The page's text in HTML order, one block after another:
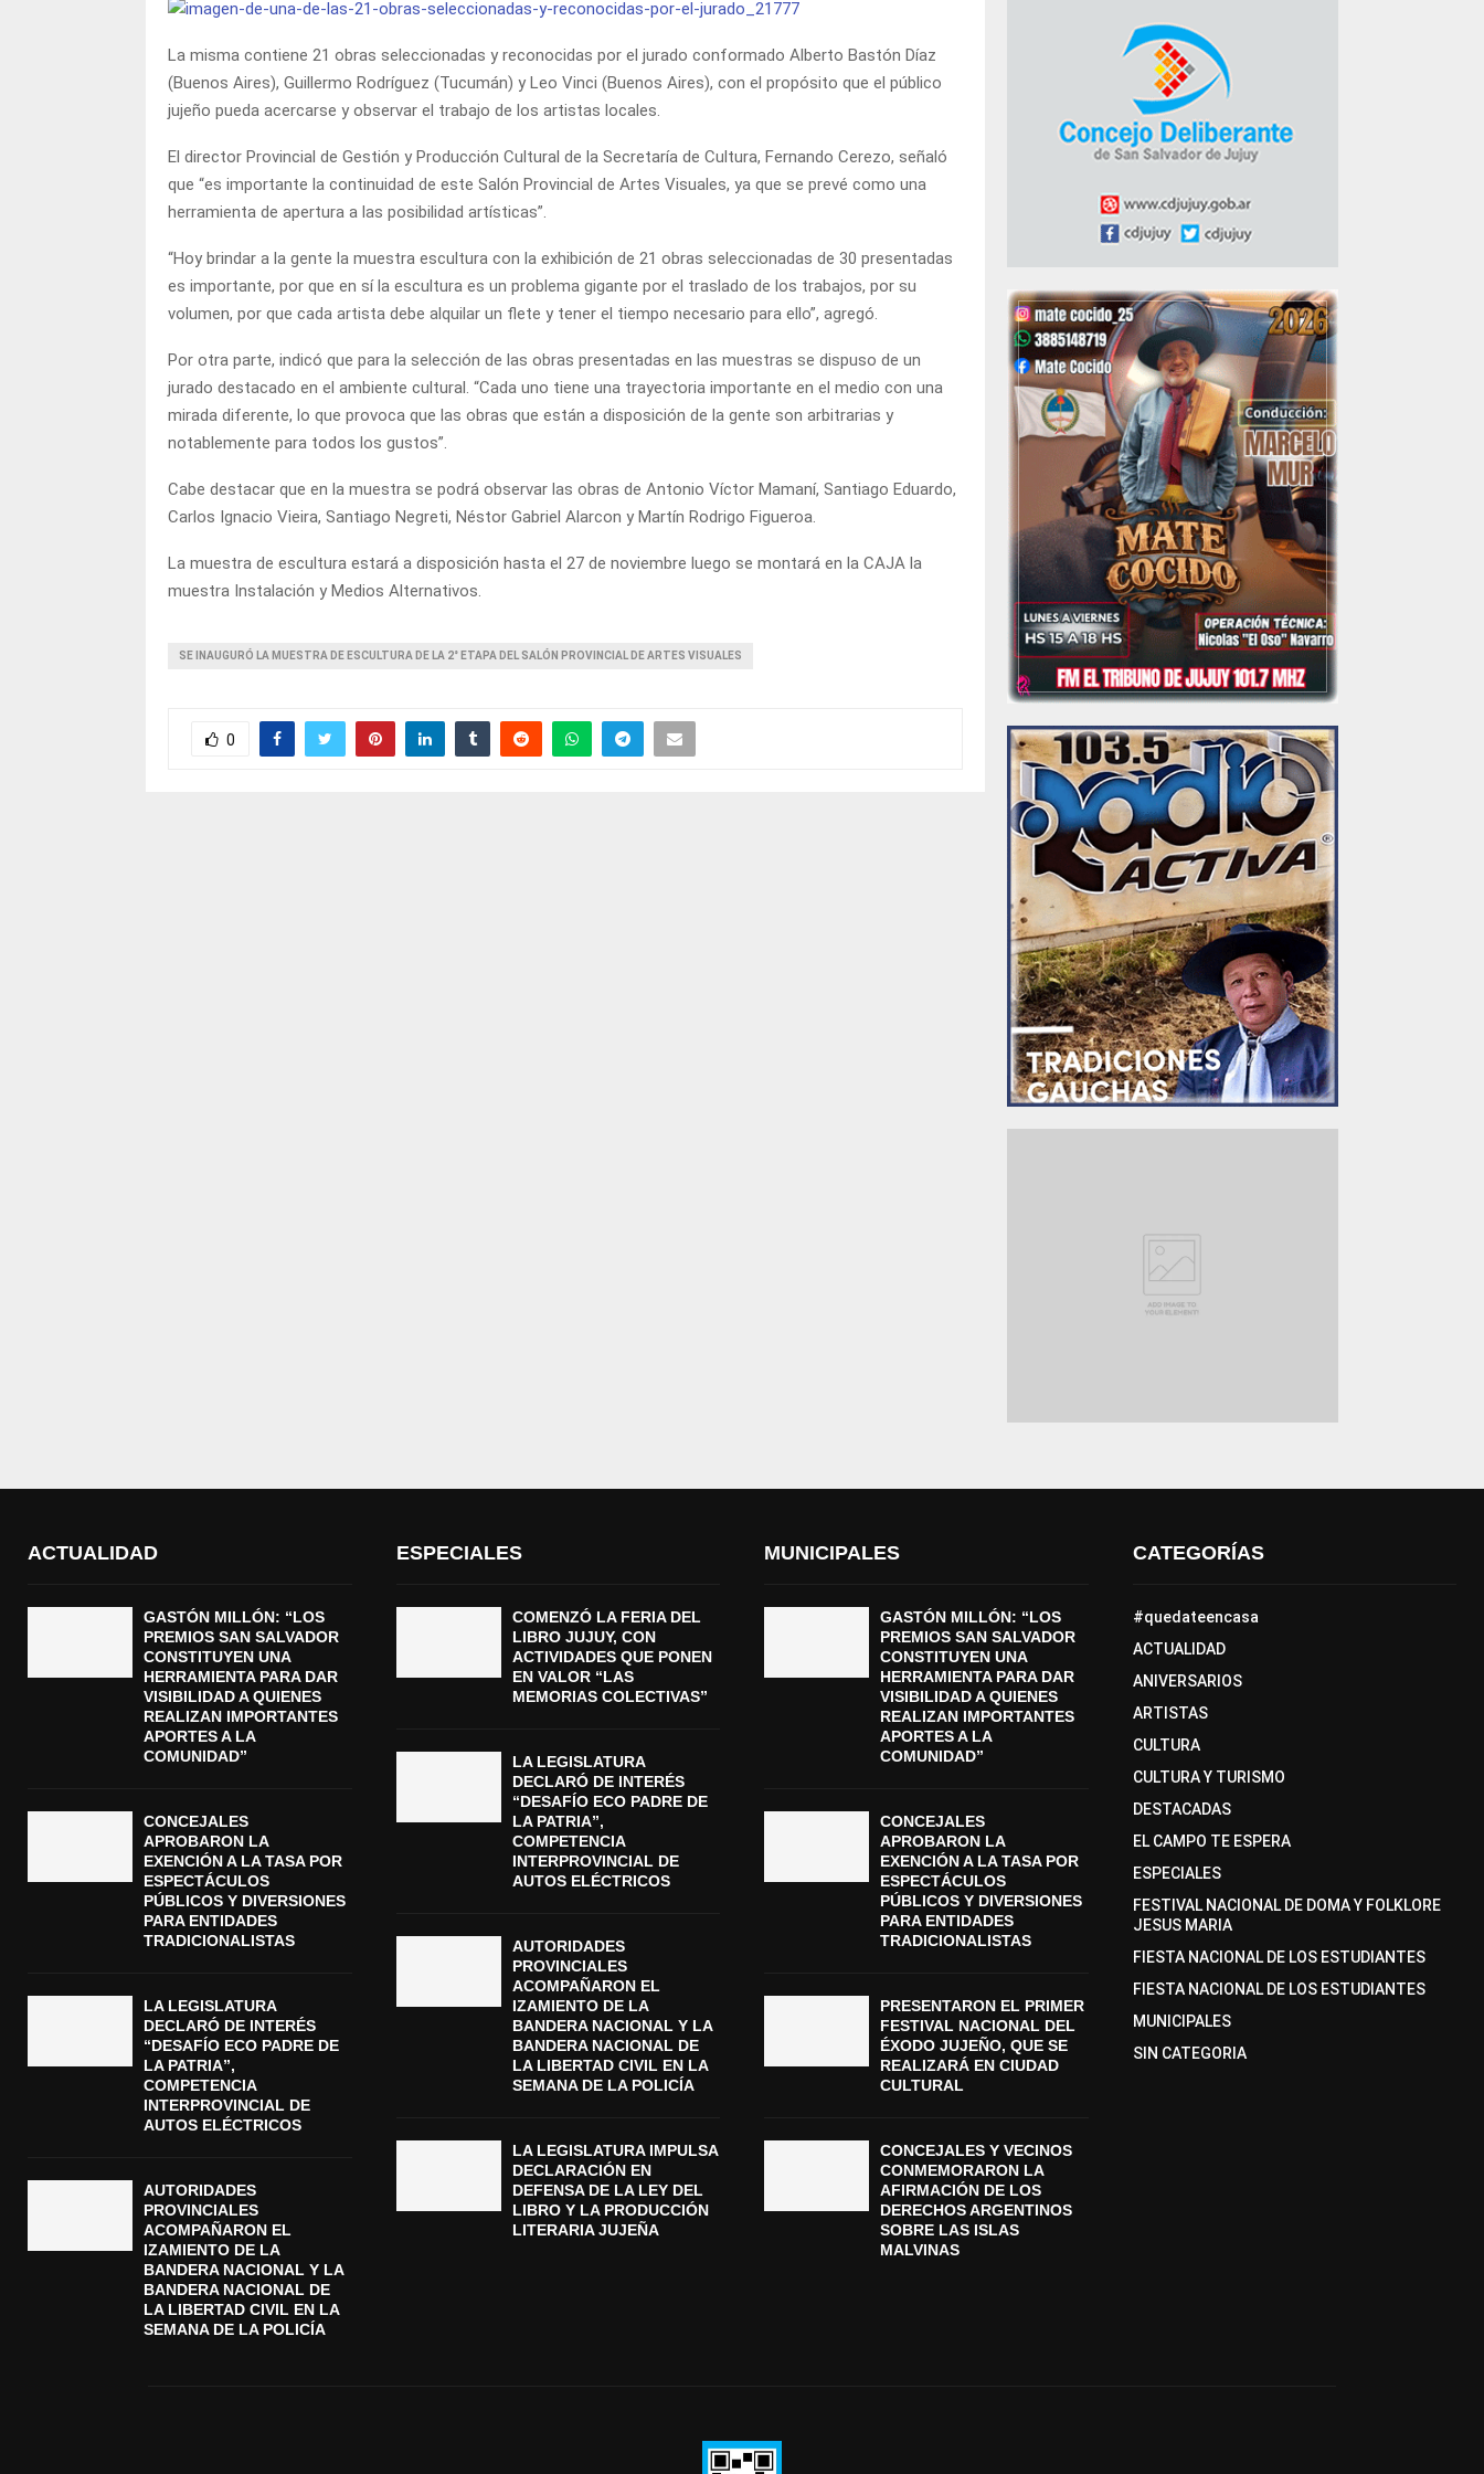
La misma contiene 21 obras seleccionadas y reconocidas por el jurado conformado Alberto Bastón Díaz
(Buenos Aires), Guillermo Rodríguez (Tucumán) y Leo Vinci (Buenos Aires), con el propósito que el público
jujeño pueda acercarse y observar el trabajo de los artistas locales.
El director Provincial de Gestión y Producción Cultural de la Secretaría de Cultura, Fernando Cerezo, señaló
que “es importante la continuidad de este Salón Provincial de Artes Visuales, ya que se prevé como una
herramienta de apertura a las posibilidad artísticas”.
“Hoy brindar a la gente la muestra escultura con la exhibición de 21 obras seleccionadas de 30 presentadas
es importante, por que en sí la escultura es un problema gigante por el traslado de los trabajos, por su
volumen, por que cada artista debe alquilar un flete y tener el tiempo necesario para ello”, agregó.
Por otra parte, indicó que para la selección de las obras presentadas en las muestras se dispuso de un
jurado destacado en el ambiente cultural. “Cada uno tiene una trayectoria importante en el medio con una
mirada diferente, lo que provoca que las obras que están a disposición de la gente son arbitrarias y
notablemente para todos los gustos”.
Cabe destacar que en la muestra se podrá observar las obras de Antonio Víctor Mamaní, Santiago Eduardo,
Carlos Ignacio Vieira, Santiago Negreti, Néstor Gabriel Alarcon y Martín Rodrigo Figueroa.
La muestra de escultura estará a disposición hasta el 27 de noviembre luego se montará en la CAJA la
muestra Instalación y Medios Alternativos.
SE INAUGURÓ LA MUESTRA DE ESCULTURA DE LA 2° ETAPA DEL SALÓN PROVINCIAL DE ARTES VISUALES
0
ACTUALIDAD
GASTÓN MILLÓN: “LOS
PREMIOS SAN SALVADOR
CONSTITUYEN UNA
HERRAMIENTA PARA DAR
VISIBILIDAD A QUIENES
REALIZAN IMPORTANTES
APORTES A LA
COMUNIDAD”
CONCEJALES
APROBARON LA
EXENCIÓN A LA TASA POR
ESPECTÁCULOS
PÚBLICOS Y DIVERSIONES
PARA ENTIDADES
TRADICIONALISTAS
LA LEGISLATURA
DECLARÓ DE INTERÉS
“DESAFÍO ECO PADRE DE
LA PATRIA”,
COMPETENCIA
INTERPROVINCIAL DE
AUTOS ELÉCTRICOS
AUTORIDADES
PROVINCIALES
ACOMPAÑARON EL
IZAMIENTO DE LA
BANDERA NACIONAL Y LA
BANDERA NACIONAL DE
LA LIBERTAD CIVIL EN LA
SEMANA DE LA POLICÍA
ESPECIALES
COMENZÓ LA FERIA DEL
LIBRO JUJUY, CON
ACTIVIDADES QUE PONEN
EN VALOR “LAS
MEMORIAS COLECTIVAS”
LA LEGISLATURA
DECLARÓ DE INTERÉS
“DESAFÍO ECO PADRE DE
LA PATRIA”,
COMPETENCIA
INTERPROVINCIAL DE
AUTOS ELÉCTRICOS
AUTORIDADES
PROVINCIALES
ACOMPAÑARON EL
IZAMIENTO DE LA
BANDERA NACIONAL Y LA
BANDERA NACIONAL DE
LA LIBERTAD CIVIL EN LA
SEMANA DE LA POLICÍA
LA LEGISLATURA IMPULSA
DECLARACIÓN EN
DEFENSA DE LA LEY DEL
LIBRO Y LA PRODUCCIÓN
LITERARIA JUJEÑA
MUNICIPALES
GASTÓN MILLÓN: “LOS
PREMIOS SAN SALVADOR
CONSTITUYEN UNA
HERRAMIENTA PARA DAR
VISIBILIDAD A QUIENES
REALIZAN IMPORTANTES
APORTES A LA
COMUNIDAD”
CONCEJALES
APROBARON LA
EXENCIÓN A LA TASA POR
ESPECTÁCULOS
PÚBLICOS Y DIVERSIONES
PARA ENTIDADES
TRADICIONALISTAS
PRESENTARON EL PRIMER
FESTIVAL NACIONAL DEL
ÉXODO JUJEÑO, QUE SE
REALIZARÁ EN CIUDAD
CULTURAL
CONCEJALES Y VECINOS
CONMEMORARON LA
AFIRMACIÓN DE LOS
DERECHOS ARGENTINOS
SOBRE LAS ISLAS
MALVINAS
CATEGORÍAS
#quedateencasa
ACTUALIDAD
ANIVERSARIOS
ARTISTAS
CULTURA
CULTURA Y TURISMO
DESTACADAS
EL CAMPO TE ESPERA
ESPECIALES
FESTIVAL NACIONAL DE DOMA Y FOLKLORE
JESUS MARIA
FIESTA NACIONAL DE LOS ESTUDIANTES
FIESTA NACIONAL DE LOS ESTUDIANTES
MUNICIPALES
SIN CATEGORIA